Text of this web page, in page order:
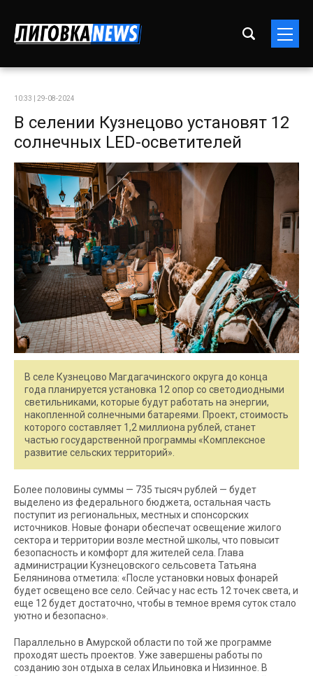
10:33 | 29-08-2024
В селении Кузнецово установят 12
солнечных LED-осветителей
В селе Кузнецово Магдагачинского округа до конца
года планируется установка 12 опор со светодиодными
светильниками, которые будут работать на энергии,
накопленной солнечными батареями. Проект, стоимость
которого составляет 1,2 миллиона рублей, станет
частью государственной программы «Комплексное
развитие сельских территорий».
Более половины суммы — 735 тысяч рублей — будет
выделено из федерального бюджета, остальная часть
поступит из региональных, местных и спонсорских
источников. Новые фонари обеспечат освещение жилого
сектора и территории возле местной школы, что повысит
безопасность и комфорт для жителей села. Глава
администрации Кузнецовского сельсовета Татьяна
Белянинова отметила: «После установки новых фонарей
будет освещено все село. Сейчас у нас есть 12 точек света, и
еще 12 будет достаточно, чтобы в темное время суток стало
уютно и безопасно».
Параллельно в Амурской области по той же программе
проходят шесть проектов. Уже завершены работы по
созданию зон отдыха в селах Ильиновка и Низинное. В